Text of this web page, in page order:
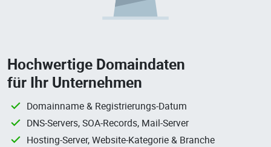
Hochwertige Domaindaten
für Ihr Unternehmen
Domainname & Registrierungs-Datum
DNS-Servers, SOA-Records, Mail-Server
Hosting-Server, Website-Kategorie & Branche